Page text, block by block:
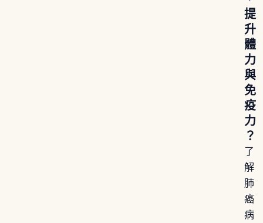
提
升
體
力
與
免
疫
力
？
了
解
肺
癌
病